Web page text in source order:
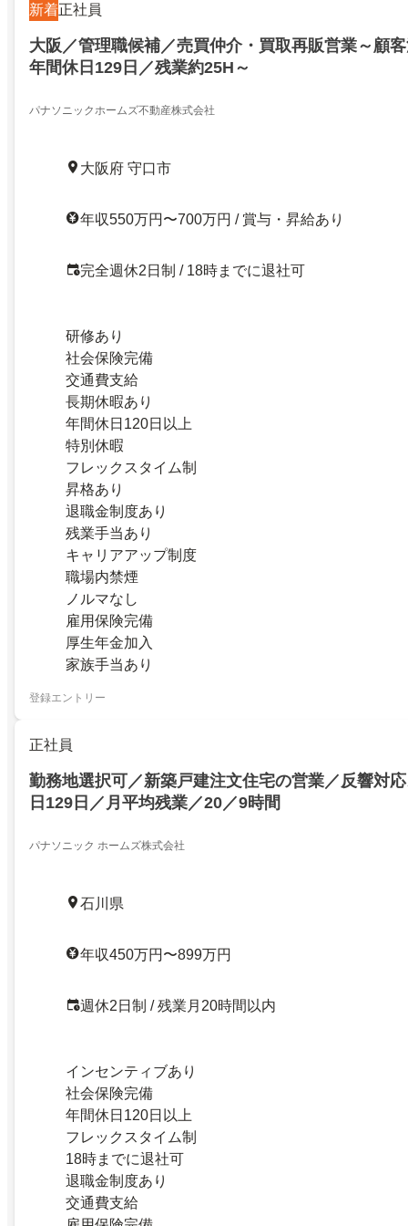
新着正社員
大阪／管理職候補／売買仲介・買取再販営業～顧
年間休日129日／残業約25H～
パナソニックホームズ不動産株式会社
大阪府 守口市
年収550万円〜700万円 / 賞与・昇給あり
完全週休2日制 / 18時までに退社可
研修あり
社会保険完備
交通費支給
長期休暇あり
年間休日120日以上
特別休暇
フレックスタイム制
昇格あり
退職金制度あり
残業手当あり
キャリアアップ制度
職場内禁煙
ノルマなし
雇用保険完備
厚生年金加入
家族手当あり
登録エントリー
正社員
勤務地選択可／新築戸建注文住宅の営業／反響対
日129日／月平均残業／20／9時間
パナソニック ホームズ株式会社
石川県
年収450万円〜899万円
週休2日制 / 残業月20時間以内
インセンティブあり
社会保険完備
年間休日120日以上
フレックスタイム制
18時までに退社可
退職金制度あり
交通費支給